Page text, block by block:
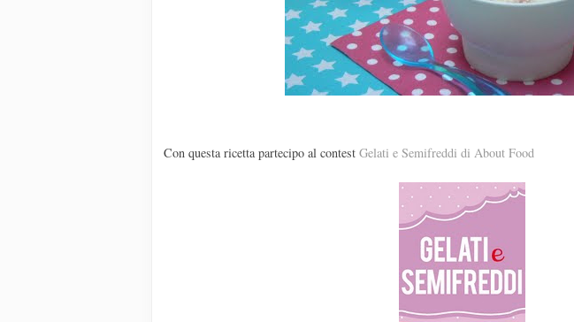
Con questa ricetta partecipo al contest Gelati e Semifreddi di About Food